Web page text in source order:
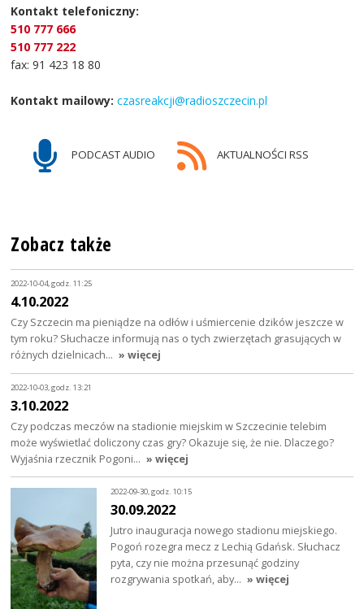
Kontakt telefoniczny:
510 777 666
510 777 222
fax: 91 423 18 80
Kontakt mailowy: czasreakcji@radioszczecin.pl
PODCAST AUDIO AKTUALNOŚCI RSS
Zobacz także
2022-10-04, godz. 11:25
4.10.2022
Czy Szczecin ma pieniądze na odłów i uśmiercenie dzików jeszcze w
tym roku? Słuchacze informują nas o tych zwierzętach grasujących w
różnych dzielnicach… » więcej
2022-10-03, godz. 13:21
3.10.2022
Czy podczas meczów na stadionie miejskim w Szczecinie telebim
może wyświetlać doliczony czas gry? Okazuje się, że nie. Dlaczego?
Wyjaśnia rzecznik Pogoni… » więcej
2022-09-30, godz. 10:15
30.09.2022
Jutro inauguracja nowego stadionu miejskiego.
Pogoń rozegra mecz z Lechią Gdańsk. Słuchacz
pyta, czy nie można przesunąć godziny
rozgrywania spotkań, aby… » więcej